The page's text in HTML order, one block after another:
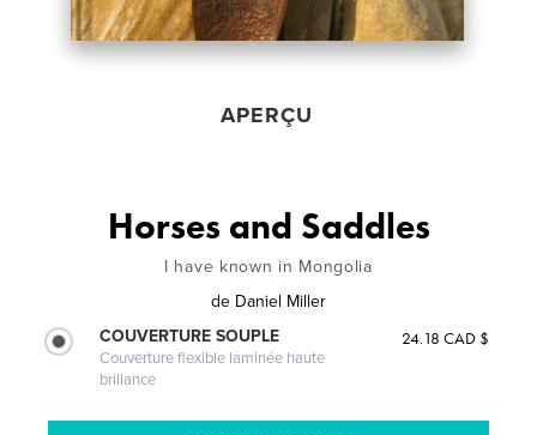
APERÇU
Horses and Saddles
I have known in Mongolia
de Daniel Miller
COUVERTURE SOUPLE
Couverture flexible laminée haute
brillance
24.18 CAD $